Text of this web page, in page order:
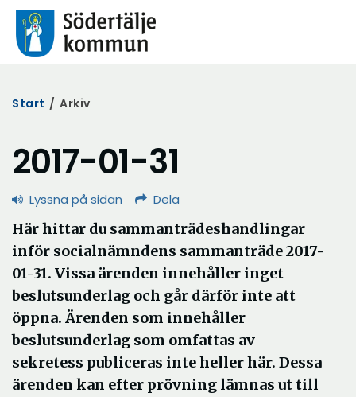
Start / Arkiv
2017-01-31
Lyssna på sidan Dela
Här hittar du sammanträdeshandlingar
inför socialnämndens sammanträde 2017-
01-31. Vissa ärenden innehåller inget
beslutsunderlag och går därför inte att
öppna. Ärenden som innehåller
beslutsunderlag som omfattas av
sekretess publiceras inte heller här. Dessa
ärenden kan efter prövning lämnas ut till